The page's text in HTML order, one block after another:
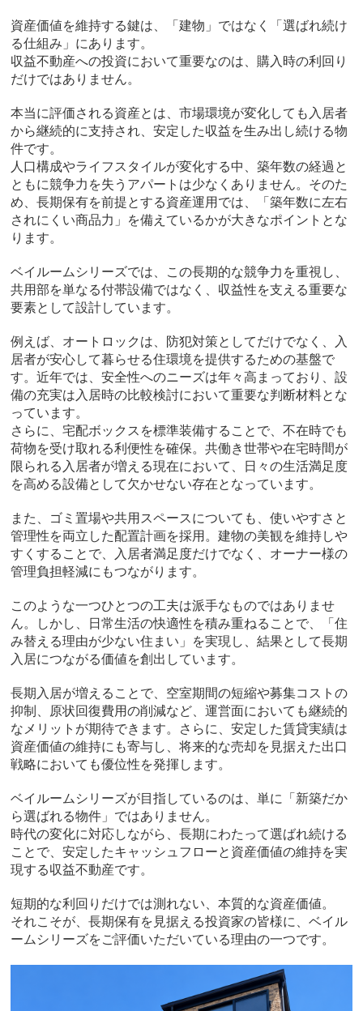
資産価値を維持する鍵は、「建物」ではなく「選ばれ続け
る仕組み」にあります。
収益不動産への投資において重要なのは、購入時の利回り
だけではありません。
本当に評価される資産とは、市場環境が変化しても入居者
から継続的に支持され、安定した収益を生み出し続ける物
件です。
人口構成やライフスタイルが変化する中、築年数の経過と
ともに競争力を失うアパートは少なくありません。そのた
め、長期保有を前提とする資産運用では、「築年数に左右
されにくい商品力」を備えているかが大きなポイントとな
ります。
ベイルームシリーズでは、この長期的な競争力を重視し、
共用部を単なる付帯設備ではなく、収益性を支える重要な
要素として設計しています。
例えば、オートロックは、防犯対策としてだけでなく、入
居者が安心して暮らせる住環境を提供するための基盤で
す。近年では、安全性へのニーズは年々高まっており、設
備の充実は入居時の比較検討において重要な判断材料とな
っています。
さらに、宅配ボックスを標準装備することで、不在時でも
荷物を受け取れる利便性を確保。共働き世帯や在宅時間が
限られる入居者が増える現在において、日々の生活満足度
を高める設備として欠かせない存在となっています。
また、ゴミ置場や共用スペースについても、使いやすさと
管理性を両立した配置計画を採用。建物の美観を維持しや
すくすることで、入居者満足度だけでなく、オーナー様の
管理負担軽減にもつながります。
このような一つひとつの工夫は派手なものではありませ
ん。しかし、日常生活の快適性を積み重ねることで、「住
み替える理由が少ない住まい」を実現し、結果として長期
入居につながる価値を創出しています。
長期入居が増えることで、空室期間の短縮や募集コストの
抑制、原状回復費用の削減など、運営面においても継続的
なメリットが期待できます。さらに、安定した賃貸実績は
資産価値の維持にも寄与し、将来的な売却を見据えた出口
戦略においても優位性を発揮します。
ベイルームシリーズが目指しているのは、単に「新築だか
ら選ばれる物件」ではありません。
時代の変化に対応しながら、長期にわたって選ばれ続ける
ことで、安定したキャッシュフローと資産価値の維持を実
現する収益不動産です。
短期的な利回りだけでは測れない、本質的な資産価値。
それこそが、長期保有を見据える投資家の皆様に、ベイル
ームシリーズをご評価いただいている理由の一つです。